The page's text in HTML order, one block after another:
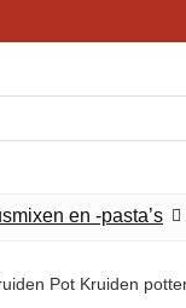
en -pasta’s
Pot Kruiden